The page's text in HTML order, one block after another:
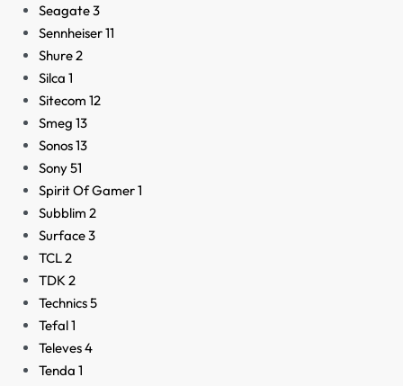
Seagate3
Sennheiser11
Shure2
Silca 1
Sitecom 12
Smeg 13
Sonos13
Sony51
Spirit Of Gamer1
Subblim 2
Surface3
TCL2
TDK 2
Technics5
Tefal1
Televes4
Tenda 1